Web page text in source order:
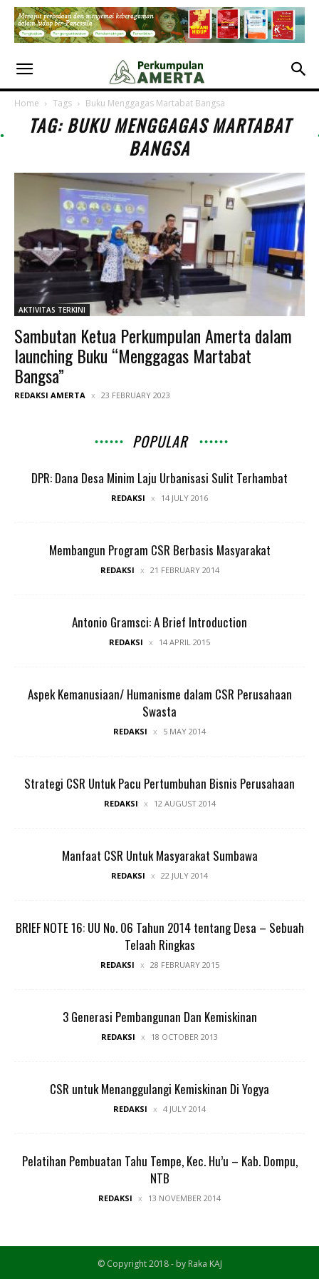
Home Tags Buku Menggagas Martabat Bangsa
TAG: BUKU MENGGAGAS MARTABAT
BANGSA
AKTIVITAS TERKINI
Sambutan Ketua Perkumpulan Amerta dalam
launching Buku “Menggagas Martabat
Bangsa”
REDAKSI AMERTA 23 FEBRUARY 2023
POPULAR
DPR: Dana Desa Minim Laju Urbanisasi Sulit Terhambat
REDAKSI 14 JULY 2016
Membangun Program CSR Berbasis Masyarakat
REDAKSI 21 FEBRUARY 2014
Antonio Gramsci: A Brief Introduction
REDAKSI 14 APRIL 2015
Aspek Kemanusiaan/ Humanisme dalam CSR Perusahaan
Swasta
REDAKSI 5 MAY 2014
Strategi CSR Untuk Pacu Pertumbuhan Bisnis Perusahaan
REDAKSI 12 AUGUST 2014
Manfaat CSR Untuk Masyarakat Sumbawa
REDAKSI 22 JULY 2014
BRIEF NOTE 16: UU No. 06 Tahun 2014 tentang Desa – Sebuah
Telaah Ringkas
REDAKSI 28 FEBRUARY 2015
3 Generasi Pembangunan Dan Kemiskinan
REDAKSI 18 OCTOBER 2013
CSR untuk Menanggulangi Kemiskinan Di Yogya
REDAKSI 4 JULY 2014
Pelatihan Pembuatan Tahu Tempe, Kec. Hu’u – Kab. Dompu,
NTB
REDAKSI 13 NOVEMBER 2014
© Copyright 2018 - by Raka KAJ